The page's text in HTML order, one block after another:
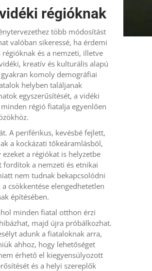
régióknak
több módosítást
valóban sikeressé, ha érdemi
és a nemzeti, illetve
kreatív és kulturális alapú
komoly demográfiai
helyben találjanak
egyszerűsítését, a vidéki
régió fiatalja egyenlően
A periférikus, kevésbé fejlett,
a kockázati tőkeáramlásból,
a régiókat is helyzetbe
fordítok a nemzeti és etnikai
nem tudnak bekapcsolódni
csökkentése elengedhetetlen
építésében.
minden fiatal otthon érzi
majd újra próbálkozhat.
adunk a fiataloknak arra,
ahhoz, hogy lehetőséget
érhető el kiegyensúlyozott
és a helyi szereplők